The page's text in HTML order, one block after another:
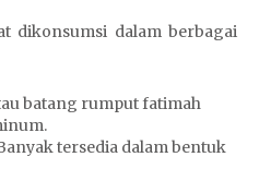
dikonsumsi dalam berbagai
batang rumput fatimah
tersedia dalam bentuk